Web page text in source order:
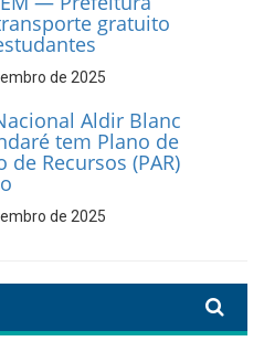
de materiais
de 2026
de Tamandaré
e
com a
da educação
de 2026